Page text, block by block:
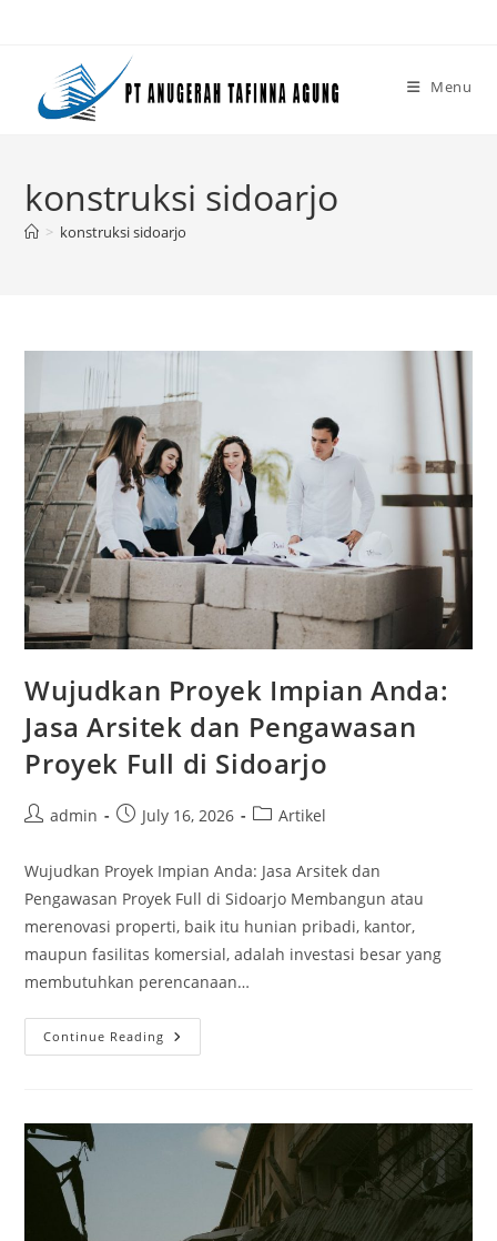
Menu
konstruksi sidoarjo
> konstruksi sidoarjo
Wujudkan Proyek Impian Anda:
Jasa Arsitek dan Pengawasan
Proyek Full di Sidoarjo
Postadmin
PostJuly 16, 2026
PostArtikel
Wujudkan Proyek Impian Anda: Jasa Arsitek dan
Pengawasan Proyek Full di Sidoarjo Membangun atau
merenovasi properti, baik itu hunian pribadi, kantor,
maupun fasilitas komersial, adalah investasi besar yang
membutuhkan perencanaan…
Continue Reading Wujudkan
Proyek
Dan
Pengawasan
Proyek
Sidoarjo